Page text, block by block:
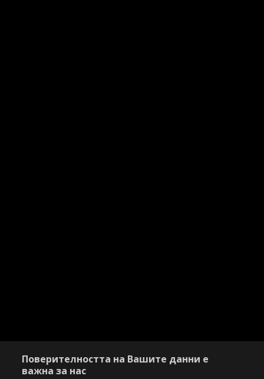
Поверителността на Вашите данни е
важна за нас